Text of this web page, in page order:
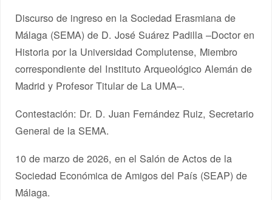
Discurso de ingreso en la Sociedad Erasmiana de
Málaga (SEMA) de D. José Suárez Padilla –Doctor en
Historia por la Universidad Complutense, Miembro
correspondiente del Instituto Arqueológico Alemán de
Madrid y Profesor Titular de La UMA–.
Contestación: Dr. D. Juan Fernández Ruiz, Secretario
General de la SEMA.
10 de marzo de 2026, en el Salón de Actos de la
Sociedad Económica de Amigos del País (SEAP) de
Málaga.